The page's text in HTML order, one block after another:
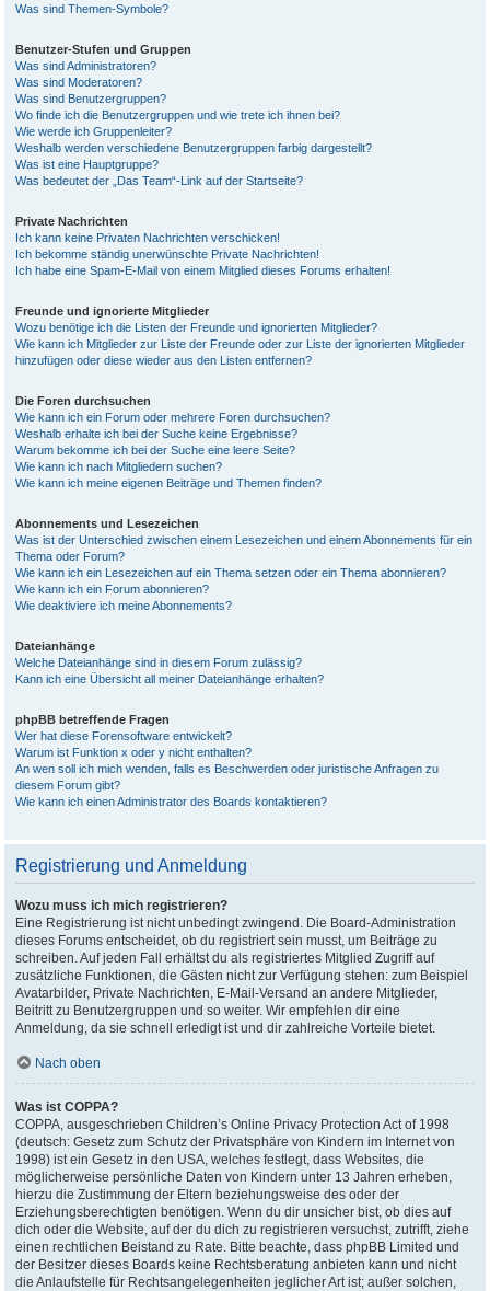
Was sind Themen-Symbole?
Benutzer-Stufen und Gruppen
Was sind Administratoren?
Was sind Moderatoren?
Was sind Benutzergruppen?
Wo finde ich die Benutzergruppen und wie trete ich ihnen bei?
Wie werde ich Gruppenleiter?
Weshalb werden verschiedene Benutzergruppen farbig dargestellt?
Was ist eine Hauptgruppe?
Was bedeutet der „Das Team“-Link auf der Startseite?
Private Nachrichten
Ich kann keine Privaten Nachrichten verschicken!
Ich bekomme ständig unerwünschte Private Nachrichten!
Ich habe eine Spam-E-Mail von einem Mitglied dieses Forums erhalten!
Freunde und ignorierte Mitglieder
Wozu benötige ich die Listen der Freunde und ignorierten Mitglieder?
Wie kann ich Mitglieder zur Liste der Freunde oder zur Liste der ignorierten Mitglieder
hinzufügen oder diese wieder aus den Listen entfernen?
Die Foren durchsuchen
Wie kann ich ein Forum oder mehrere Foren durchsuchen?
Weshalb erhalte ich bei der Suche keine Ergebnisse?
Warum bekomme ich bei der Suche eine leere Seite?
Wie kann ich nach Mitgliedern suchen?
Wie kann ich meine eigenen Beiträge und Themen finden?
Abonnements und Lesezeichen
Was ist der Unterschied zwischen einem Lesezeichen und einem Abonnements für ein
Thema oder Forum?
Wie kann ich ein Lesezeichen auf ein Thema setzen oder ein Thema abonnieren?
Wie kann ich ein Forum abonnieren?
Wie deaktiviere ich meine Abonnements?
Dateianhänge
Welche Dateianhänge sind in diesem Forum zulässig?
Kann ich eine Übersicht all meiner Dateianhänge erhalten?
phpBB betreffende Fragen
Wer hat diese Forensoftware entwickelt?
Warum ist Funktion x oder y nicht enthalten?
An wen soll ich mich wenden, falls es Beschwerden oder juristische Anfragen zu
diesem Forum gibt?
Wie kann ich einen Administrator des Boards kontaktieren?
Registrierung und Anmeldung
Wozu muss ich mich registrieren?
Eine Registrierung ist nicht unbedingt zwingend. Die Board-Administration
dieses Forums entscheidet, ob du registriert sein musst, um Beiträge zu
schreiben. Auf jeden Fall erhältst du als registriertes Mitglied Zugriff auf
zusätzliche Funktionen, die Gästen nicht zur Verfügung stehen: zum Beispiel
Avatarbilder, Private Nachrichten, E-Mail-Versand an andere Mitglieder,
Beitritt zu Benutzergruppen und so weiter. Wir empfehlen dir eine
Anmeldung, da sie schnell erledigt ist und dir zahlreiche Vorteile bietet.
Nach oben
Was ist COPPA?
COPPA, ausgeschrieben Children’s Online Privacy Protection Act of 1998
(deutsch: Gesetz zum Schutz der Privatsphäre von Kindern im Internet von
1998) ist ein Gesetz in den USA, welches festlegt, dass Websites, die
möglicherweise persönliche Daten von Kindern unter 13 Jahren erheben,
hierzu die Zustimmung der Eltern beziehungsweise des oder der
Erziehungsberechtigten benötigen. Wenn du dir unsicher bist, ob dies auf
dich oder die Website, auf der du dich zu registrieren versuchst, zutrifft, ziehe
einen rechtlichen Beistand zu Rate. Bitte beachte, dass phpBB Limited und
der Besitzer dieses Boards keine Rechtsberatung anbieten kann und nicht
die Anlaufstelle für Rechtsangelegenheiten jeglicher Art ist; außer solchen,